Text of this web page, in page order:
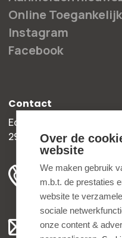
Online
Instagram
Facebook
Contact
Edisonweg 30b
2952 AD Alblasserdam
+31 78 204
ma t/m vr 8.00 -
Algemeen:
Over de
website
We maken gebruik
m.b.t. de prestaties
website te
sociale
onze content &